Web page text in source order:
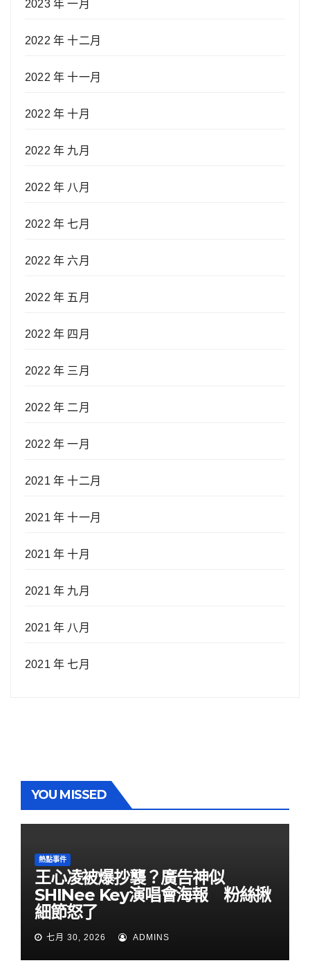
2023 年 一月
2022 年 十二月
2022 年 十一月
2022 年 十月
2022 年 九月
2022 年 八月
2022 年 七月
2022 年 六月
2022 年 五月
2022 年 四月
2022 年 三月
2022 年 二月
2022 年 一月
2021 年 十二月
2021 年 十一月
2021 年 十月
2021 年 九月
2021 年 八月
2021 年 七月
YOU MISSED
熱點事件
王心凌被爆抄襲？廣告神似
SHINee Key演唱會海報 粉絲揪
細節怒了
七月 30, 2026 ADMINS